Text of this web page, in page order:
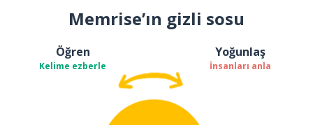
Memrise’ın gizli sosu
Öğren
Kelime ezberle
Yoğunlaş
İnsanları anla